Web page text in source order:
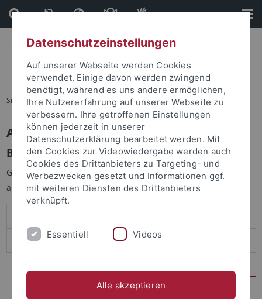
Direkt
zum
Inhalt
Direkt
zur
Fußleiste
Sie sind hier: Startseite
Anmelden
Benutzeranmeldung
Geben Sie Ihren Benutzernamen und Ihr Passwort an um sich
anzumelden:
Datenschutzeinstellungen
Auf unserer Webseite werden Cookies
verwendet. Einige davon werden zwingend
benötigt, während es uns andere ermöglichen,
Ihre Nutzererfahrung auf unserer Webseite zu
verbessern. Ihre getroffenen Einstellungen
können jederzeit in unserer
Datenschutzerklärung bearbeitet werden. Mit
den Cookies zur Videowiedergabe werden auch
Cookies des Drittanbieters zu Targeting- und
Werbezwecken gesetzt und Informationen ggf.
mit weiteren Diensten des Drittanbieters
verknüpft.
Essentiell Videos
Alle akzeptieren